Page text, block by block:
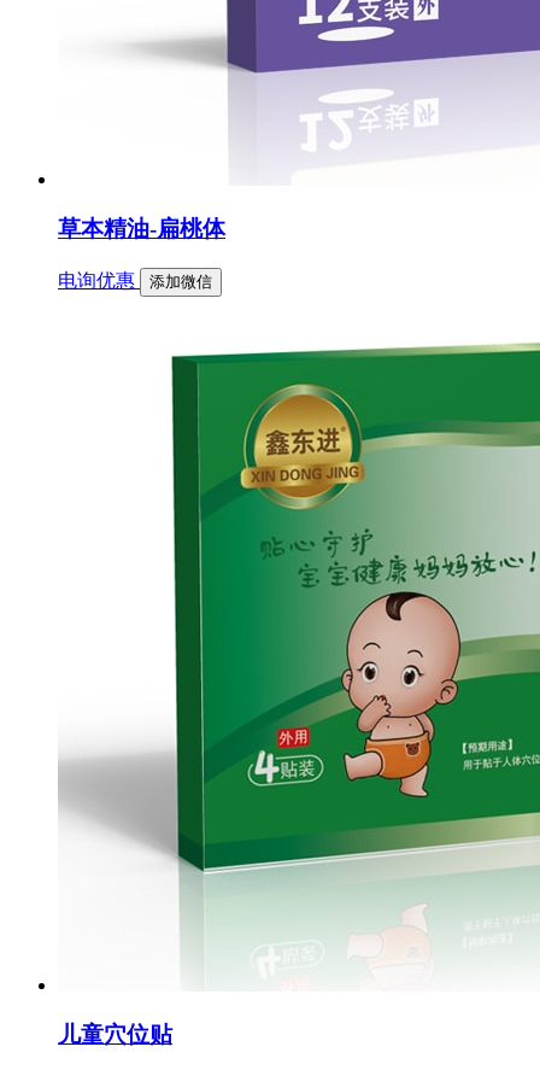
草本精油-扁桃体
电询优惠 添加微信
儿童穴位贴